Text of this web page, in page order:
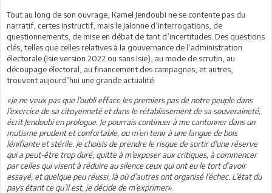
Tout au long de son ouvrage, Kamel Jendoubi ne se contente pas du
narratif, certes instructif, mais le jalonne d’interrogations, de
questionnements, de mise en débat de tant d’incertitudes. Des questions
clés, telles que celles relatives à la gouvernance de l’administration
électorale (Isie version 2022 ou sans Isie), au mode de scrutin, au
découpage électoral, au financement des campagnes, et autres,
trouvent aujourd’hui une grande actualité.
«Je ne veux pas que l’oubli efface les premiers pas de notre peuple dans
l’exercice de sa citoyenneté et dans le rétablissement de sa souveraineté,
écrit Jendoubi en prologue. Je pourrais continuer à me cantonner dans un
mutisme prudent et confortable, ou m’en tenir à une langue de bois
lénifiante et stérile. Je choisis de prendre le risque de sortir d’une réserve
qui a peut-être trop duré, quitte à m’exposer aux critiques, à commencer
par celles qui visent à réduire au silence ceux qui ont eu le tort d’avoir
essayé, et quelque peu réussi, là où d’autres ont organisé l’échec. L’état du
pays étant ce qu’il est, je décide de m’exprimer»